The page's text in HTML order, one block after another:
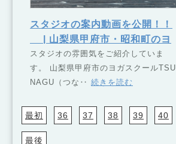
スタジオの案内動画を公開！！
| 山梨県甲府市・昭和町のヨ
ガスクール TSUNAGU（つな
ぐ）
スタジオの雰囲気をご紹介していま
す。 山梨県甲府市のヨガスクールTSU
NAGU（つな‥ 続きを読む
最初 36 37 38 39 40
最後